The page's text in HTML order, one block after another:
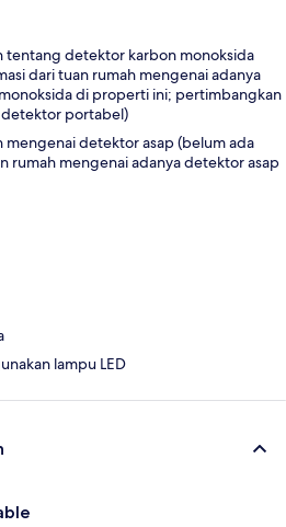
tentang detektor karbon monoksida
dari tuan rumah mengenai adanya
di properti ini; pertimbangkan
portabel)
mengenai detektor asap (belum ada
rumah mengenai adanya detektor asap
lampu LED